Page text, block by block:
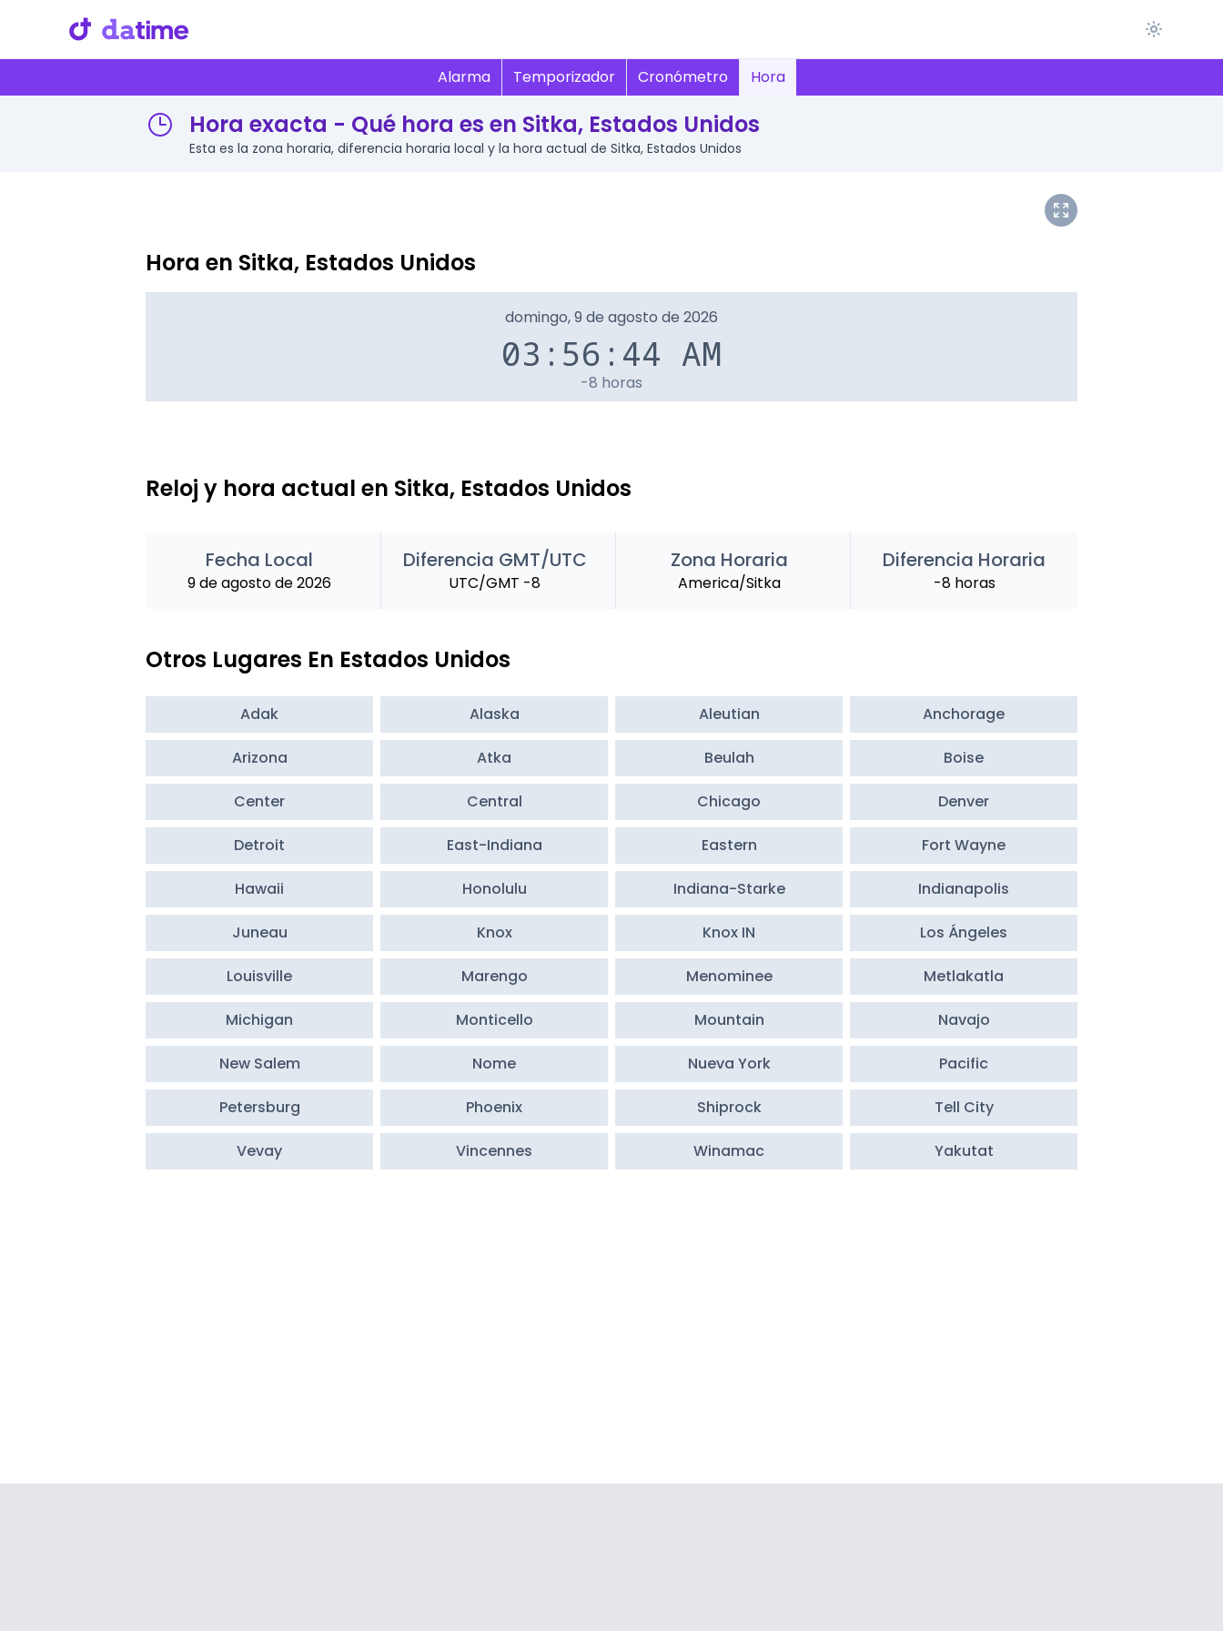
Alarma Temporizador Cronómetro Hora
Hora exacta - Qué hora es en Sitka, Estados Unidos
Esta es la zona horaria, diferencia horaria local y la hora actual de Sitka, Estados Unidos
Hora en Sitka, Estados Unidos
domingo, 9 de agosto de 2026
03:56:44 AM
-8 horas
Reloj y hora actual en Sitka, Estados Unidos
Fecha Local
9 de agosto de 2026
Diferencia GMT/UTC
UTC/GMT -8
Zona Horaria
America/Sitka
Diferencia Horaria
-8 horas
Otros Lugares En Estados Unidos
Adak Alaska Aleutian Anchorage
Arizona Atka Beulah Boise
Center Central Chicago Denver
Detroit East-Indiana Eastern Fort Wayne
Hawaii Honolulu Indiana-Starke Indianapolis
Juneau Knox Knox IN Los Ángeles
Louisville Marengo Menominee Metlakatla
Michigan Monticello Mountain Navajo
New Salem Nome Nueva York Pacific
Petersburg Phoenix Shiprock Tell City
Vevay Vincennes Winamac Yakutat